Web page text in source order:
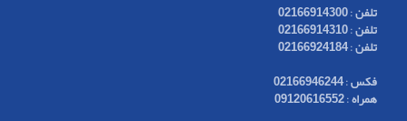
تلفن:
02166914300
تلفن:
02166914310
تلفن:
02166924184
فکس:
02166946244
همراه:
09120616552